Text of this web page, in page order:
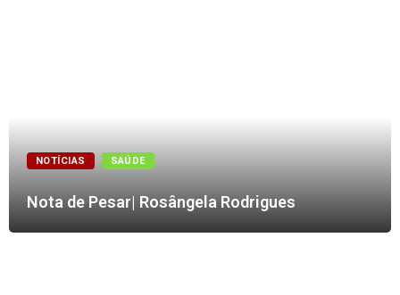
NOTÍCIAS SAÚDE
Nota de Pesar| Rosângela Rodrigues